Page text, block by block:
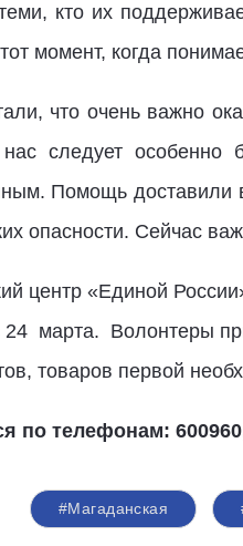
кто их
момент, когда
что очень важно
следует
Помощь доставили
опасности. Сейчас
центр «Единой
марта. Волонтеры
товаров первой
по телефонам:
#Магаданская